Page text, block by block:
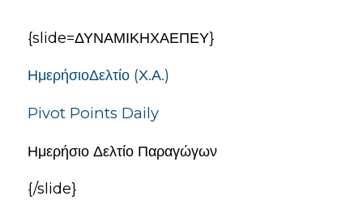
{slide=ΔΥΝΑΜΙΚΗΧΑΕΠΕΥ}
ΗμερήσιοΔελτίο (Χ.Α.)
Pivot Points Daily
Ημερήσιο Δελτίο Παραγώγων
{/slide}